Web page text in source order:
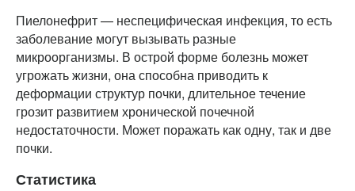
Пиелонефрит — неспецифическая инфекция, то есть
заболевание могут вызывать разные
микроорганизмы. В острой форме болезнь может
угрожать жизни, она способна приводить к
деформации структур почки, длительное течение
грозит развитием хронической почечной
недостаточности. Может поражать как одну, так и две
почки.
Статистика